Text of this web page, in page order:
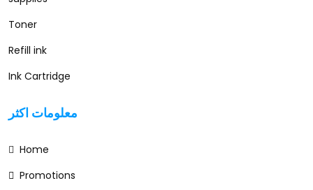
Toner
Refill ink
Ink Cartridge
معلومات اكثر
Home
Promotions